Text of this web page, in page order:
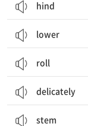
hind
lower
roll
delicately
stem